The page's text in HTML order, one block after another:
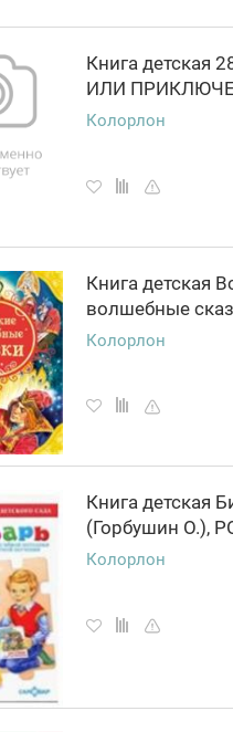
Книга
Колорлон
Книга детская
Колорлон
Книга детская
Колорлон